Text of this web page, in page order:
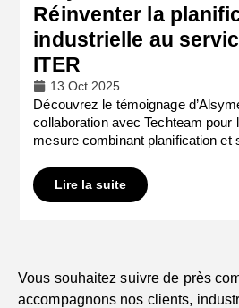
Réinventer la
industrielle au
ITER
13 Oct 2025
Découvrez le témoignage
collaboration avec Techteam pour
mesure combinant planification et
Lire la suite
Vous souhaitez suivre de près
accompagnons nos clients,